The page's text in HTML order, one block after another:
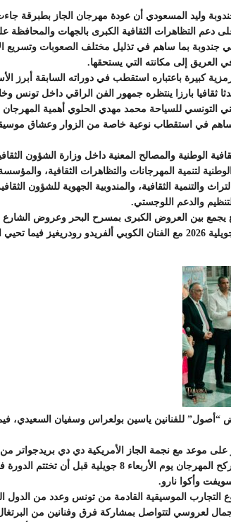
وليد المسعودي أن عودة مهرجان الجاز بطبرقة
دعم التظاهرات الثقافية الكبرى بالجهات والمحافظة
جندوبة بما ساهم في تذليل مختلف الصعوبات وتسريع
العريق إلى مكانته التي يستحقها.
كبيرة باعتباره استقطب في دوراته السابقة أبرز
ثقافيا بارزا ينتظره جمهور الفن الراقي داخل تونس
التونسي للسياحة محمد مهدي الحلوي أهمية
في استقطاب نوعية خاصة من الزوار وعشاق
الوطنية والمصالح المعنية داخل وزارة الشؤون
لتنمية المهرجانات والتظاهرات الثقافية،
والتنمية الثقافية، والمندوبية الجهوية للشؤون
والدعم اللوجستي.
تنطلق السهرات الرئيسية يوم الجمعة 3 جويلية 2026 مع الفنان الكوبي ألفريدو
5 جويلية مع عرض “أصول” للفنانين ياسين بولعراس وسفيان
الجمهور على موعد مع نجمة الجاز الأمريكية دي دي
سويفت وأكوا نارو.
الموسيقية القادمة من تونس وعدد من الدول
جمال لعروسي لتتواصل بمشاركة فرق وفنانين من